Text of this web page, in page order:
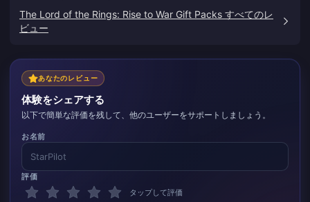
The Lord of the Rings: Rise to War Gift Packs すべてのレ
ビュー
あなたのレビュー
体験をシェアする
以下で簡単な評価を残して、他のユーザーをサポートしましょう。
お名前
評価
タップして評価